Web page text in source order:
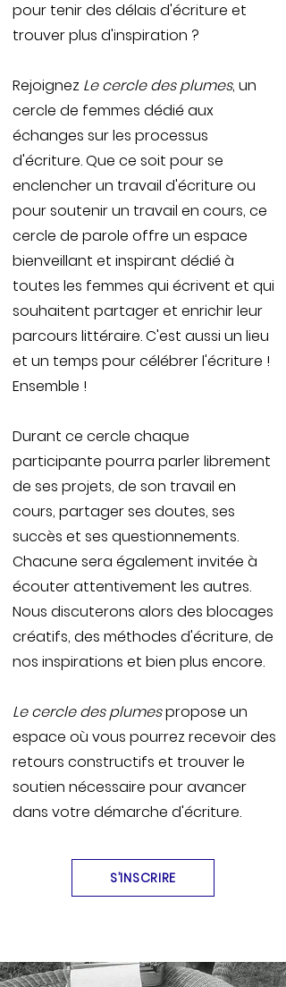
pour tenir des délais d'écriture et
trouver plus d'inspiration ?
Rejoignez Le cercle des plumes, un
cercle de femmes dédié aux
échanges sur les processus
d'écriture. Que ce soit pour se
enclencher un travail d'écriture ou
pour soutenir un travail en cours, ce
cercle de parole offre un espace
bienveillant et inspirant dédié à
toutes les femmes qui écrivent et qui
souhaitent partager et enrichir leur
parcours littéraire. C'est aussi un lieu
et un temps pour célébrer l'écriture !
Ensemble !
Durant ce cercle chaque
participante pourra parler librement
de ses projets, de son travail en
cours, partager ses doutes, ses
succès et ses questionnements.
Chacune sera également invitée à
écouter attentivement les autres.
Nous discuterons alors des blocages
créatifs, des méthodes d'écriture, de
nos inspirations et bien plus encore.
Le cercle des plumespropose un
espace où vous pourrez recevoir des
retours constructifs et trouver le
soutien nécessaire pour avancer
dans votre démarche d'écriture.
S’INSCRIRE